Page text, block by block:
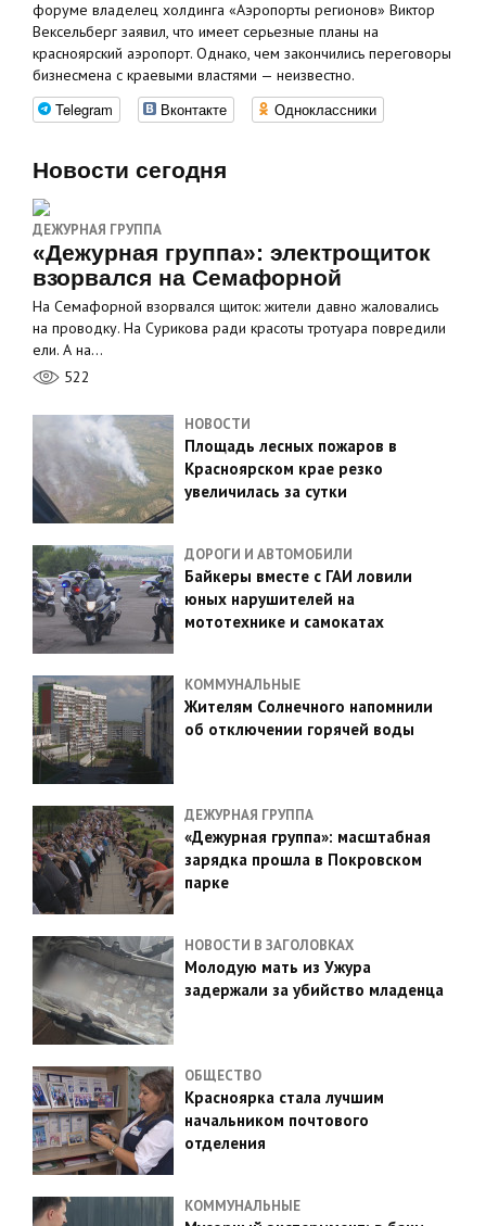
форуме владелец холдинга «Аэропорты регионов» Виктор
Вексельберг заявил, что имеет серьезные планы на
красноярский аэропорт. Однако, чем закончились переговоры
бизнесмена с краевыми властями — неизвестно.
Telegram Вконтакте Одноклассники
Новости сегодня
ДЕЖУРНАЯ ГРУППА
«Дежурная группа»: электрощиток
взорвался на Семафорной
На Семафорной взорвался щиток: жители давно жаловались
на проводку. На Сурикова ради красоты тротуара повредили
ели. А на…
522
НОВОСТИ
Площадь лесных пожаров в
Красноярском крае резко
увеличилась за сутки
ДОРОГИ И АВТОМОБИЛИ
Байкеры вместе с ГАИ ловили
юных нарушителей на
мототехнике и самокатах
КОММУНАЛЬНЫЕ
Жителям Солнечного напомнили
об отключении горячей воды
ДЕЖУРНАЯ ГРУППА
«Дежурная группа»: масштабная
зарядка прошла в Покровском
парке
НОВОСТИ В ЗАГОЛОВКАХ
Молодую мать из Ужура
задержали за убийство младенца
ОБЩЕСТВО
Красноярка стала лучшим
начальником почтового
отделения
КОММУНАЛЬНЫЕ